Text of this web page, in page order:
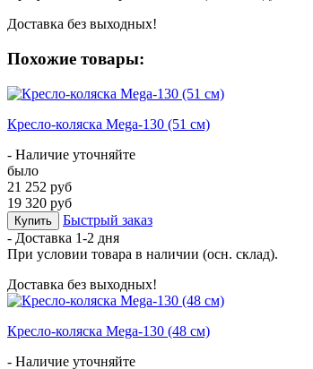
Доставка без выходных!
Похожие товары:
Кресло-коляска Mega-130 (51 см)
- Наличие уточняйте
было
21 252 руб
19 320 руб
Купить
Быстрый заказ
- Доставка 1-2 дня
При условии товара в наличии (осн. склад).
Доставка без выходных!
Кресло-коляска Mega-130 (48 см)
- Наличие уточняйте